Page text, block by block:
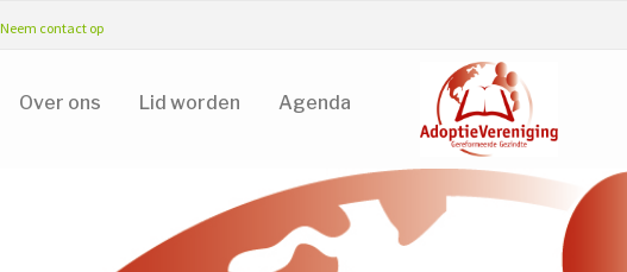
Neem contact op
Over ons Lid worden Agenda